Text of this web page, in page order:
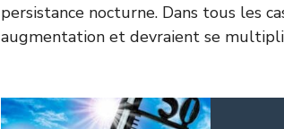
persistance nocturne. Dans tous les
augmentation et devraient se